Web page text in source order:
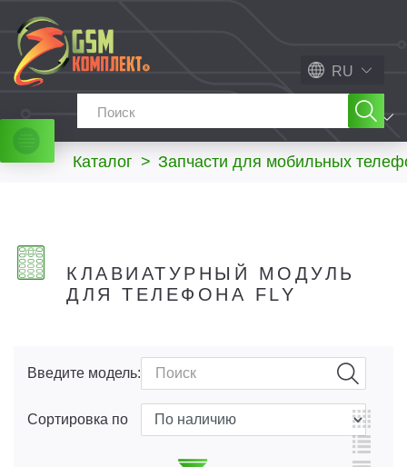
RU
МЕНЮ
Каталог > Запчасти для мобильных
КЛАВИАТУРНЫЙ МОДУЛЬ
ДЛЯ ТЕЛЕФОНА FLY
Введите модель:
Сортировка по